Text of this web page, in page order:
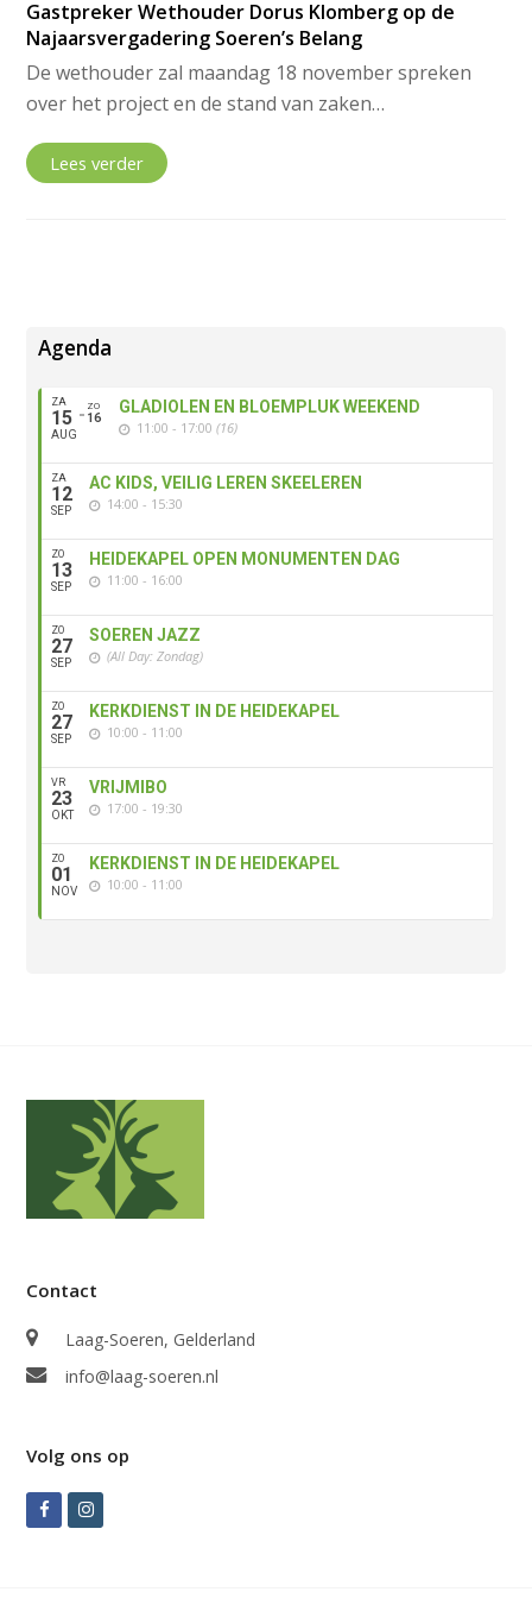
Gastpreker Wethouder Dorus Klomberg op de
Najaarsvergadering Soeren’s Belang
De wethouder zal maandag 18 november spreken
over het project en de stand van zaken…
Lees verder
Agenda
ZA
15
AUG
ZO
16
GLADIOLEN EN BLOEMPLUK WEEKEND
11:00 - 17:00(16)
ZA
12
SEP
AC KIDS, VEILIG LEREN SKEELEREN
14:00 - 15:30
ZO
13
SEP
HEIDEKAPEL OPEN MONUMENTEN DAG
11:00 - 16:00
ZO
27
SEP
SOEREN JAZZ
(All Day: Zondag)
ZO
27
SEP
KERKDIENST IN DE HEIDEKAPEL
10:00 - 11:00
VR
23
OKT
VRIJMIBO
17:00 - 19:30
ZO
01
NOV
KERKDIENST IN DE HEIDEKAPEL
10:00 - 11:00
Contact
Laag-Soeren, Gelderland
info@laag-soeren.nl
Volg ons op
FacebookInstagram